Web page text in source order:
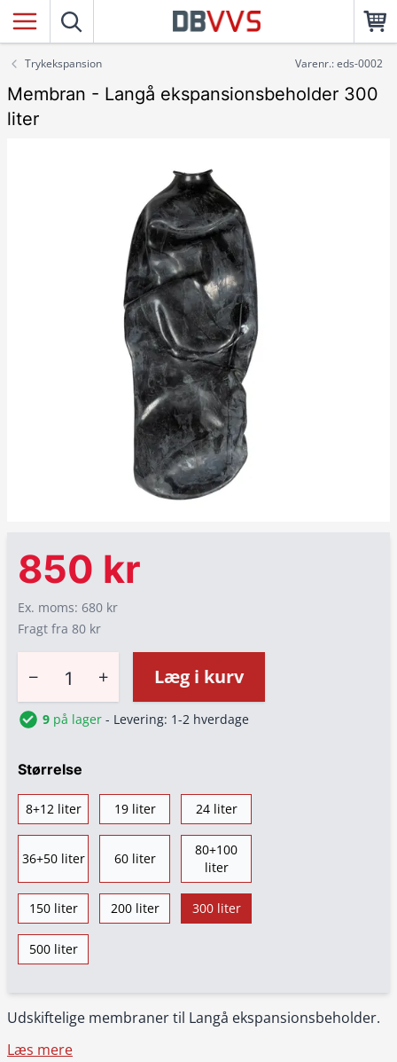
Trykekspansion Varenr.: eds-0002
Membran - Langå ekspansionsbeholder 300
liter
Udskiftelige membraner til Langå ekspansionsbeholder.
Læs mere
850 kr
Ex. moms: 680 kr
Fragt fra 80 kr
− + Læg i kurv
9 på lager - Levering: 1-2 hverdage
Størrelse
8+12 liter 19 liter 24 liter
36+50 liter 60 liter
80+100
liter
150 liter 200 liter 300 liter
500 liter